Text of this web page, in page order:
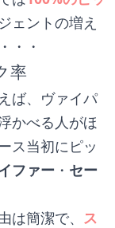
ェントの増え
・・
率
ば、ヴァイパ
かべる人がほ
ス当初にピッ
ファー ・ セー
簡潔で、 ス